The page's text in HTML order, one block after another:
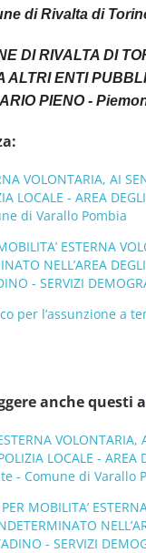
di Rivalta di
DI RIVALTA DI
ENTI
PIENO -
VOLONTARIA, AI
LOCALE - AREA
di Varallo Pombia
ESTERNA
NELL’AREA
- SERVIZI
per l’assunzione a
anche questi
LOCALE - AREA
- Comune di
MOBILITA’
- SERVIZI